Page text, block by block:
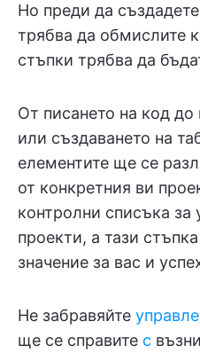
Но преди да
трябва да обмислите
стъпки трябва да
От писането на код до
или създаването на
елементите ще се
от конкретния ви
контролни списъка за
проекти, а тази
значение за вас и
Не забравяйте
ще се справите с